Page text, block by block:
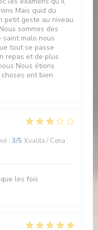
Mais quid du
petit geste au niveau
sommes des
malo nous
tout se passe
repas et de plus
Nous étions
ont bien
: 3/5 Kvalita / Cena :
les fois